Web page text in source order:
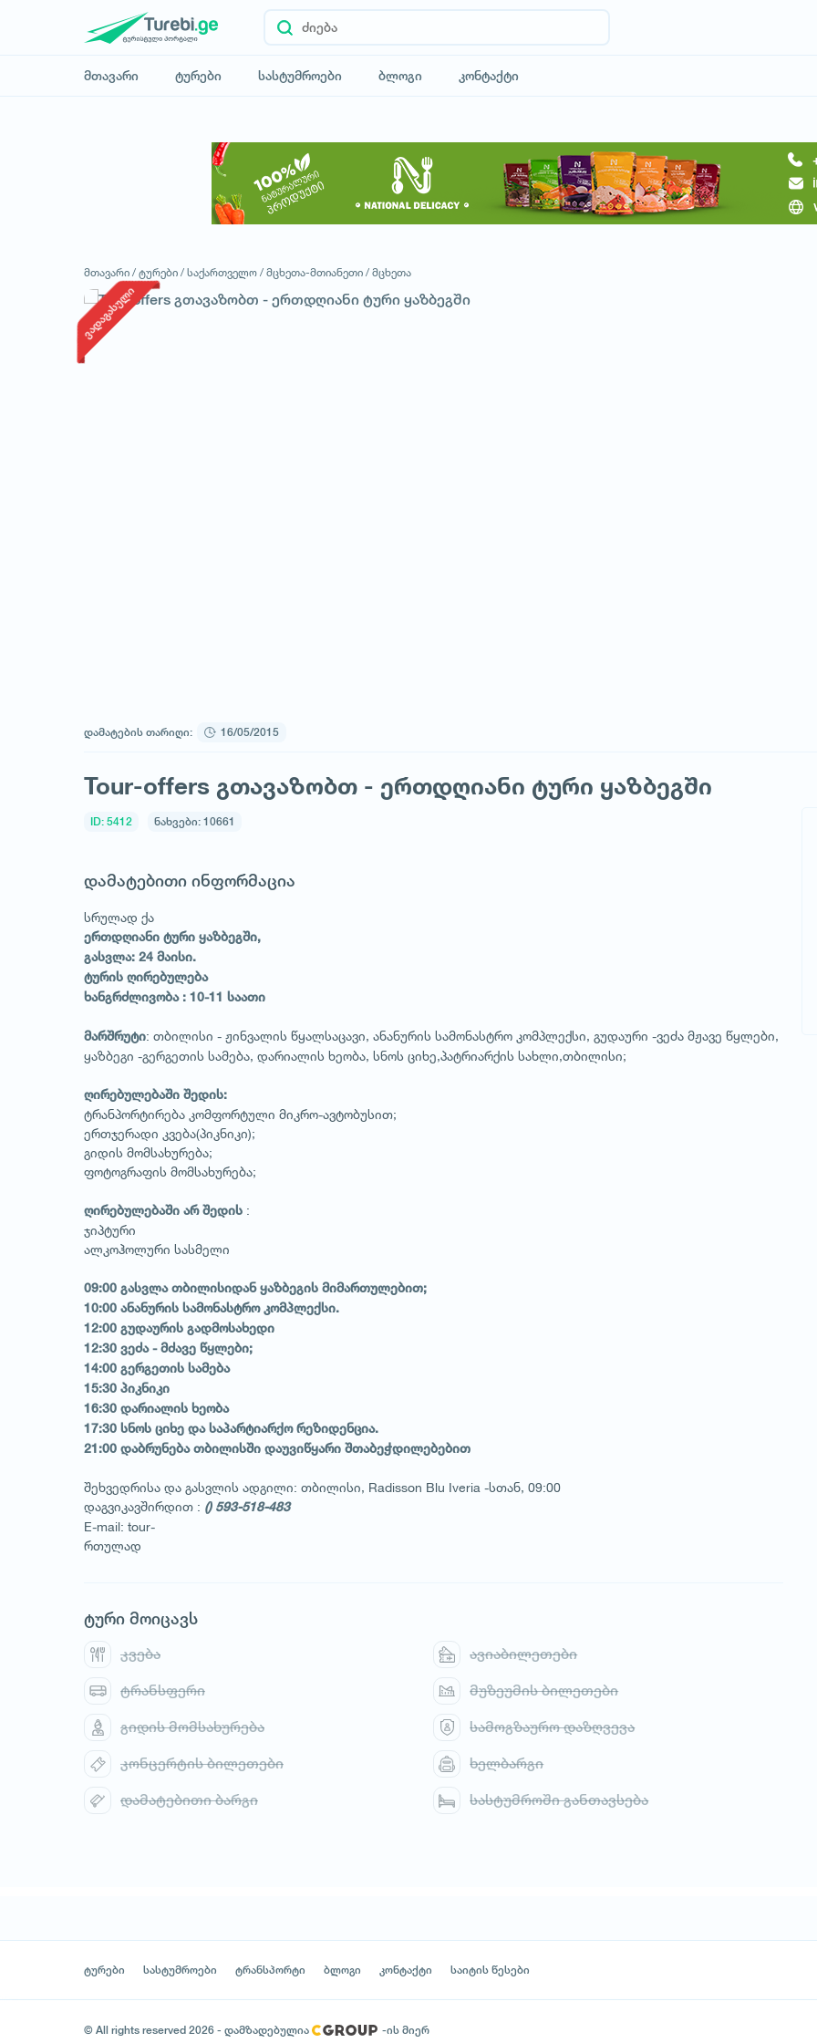
მთავარი ტურები სასტუმროები ბლოგი კონტაქტი
მოითხოვე ტური
1 / 1
მთავარი / ტურები / საქართველო / მცხეთა-მთიანეთი / მცხეთა
ვადაგასული
დამატების თარიღი: 16/05/2015
Tour-offers გთავაზობთ - ერთდღიანი ტური ყაზბეგში
ID: 5412 ნახვები: 10661
დამატებითი ინფორმაცია
სრულად ქა
ერთდღიანი ტური ყაზბეგში,
გასვლა: 24 მაისი.
ტურის ღირებულება
ხანგრძლივობა : 10-11 საათი
მარშრუტი: თბილისი - ჟინვალის წყალსაცავი, ანანურის სამონასტრო კომპლექსი, გუდაური -ვეძა მჟავე წყლები,
ყაზბეგი -გერგეთის სამება, დარიალის ხეობა, სნოს ციხე,პატრიარქის სახლი,თბილისი;
ღირებულებაში შედის:
ტრანპორტირება კომფორტული მიკრო-ავტობუსით;
ერთჯერადი კვება(პიკნიკი);
გიდის მომსახურება;
ფოტოგრაფის მომსახურება;
ღირებულებაში არ შედის :
ჯიპტური
ალკოჰოლური სასმელი
09:00 გასვლა თბილისიდან ყაზბეგის მიმართულებით;
10:00 ანანურის სამონასტრო კომპლექსი.
12:00 გუდაურის გადმოსახედი
12:30 ვეძა - მძავე წყლები;
14:00 გერგეთის სამება
15:30 პიკნიკი
16:30 დარიალის ხეობა
17:30 სნოს ციხე და საპარტიარქო რეზიდენცია.
21:00 დაბრუნება თბილისში დაუვიწყარი შთაბეჭდილებებით
შეხვედრისა და გასვლის ადგილი: თბილისი, Radisson Blu Iveria -სთან, 09:00
დაგვიკავშირდით : () 593-518-483
E-mail: tour-
რთულად
ტური მოიცავს
კვება ავიაბილეთები
ტრანსფერი მუზეუმის ბილეთები
გიდის მომსახურება სამოგზაურო დაზღვევა
კონცერტის ბილეთები ხელბარგი
დამატებითი ბარგი სასტუმროში განთავსება
ტურები სასტუმროები ტრანსპორტი ბლოგი კონტაქტი საიტის წესები
© All rights reserved 2026 - დამზადებულია -ის მიერ